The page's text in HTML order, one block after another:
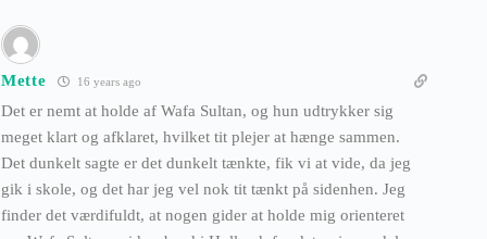
Mette 16 years ago
Det er nemt at holde af Wafa Sultan, og hun udtrykker sig
meget klart og afklaret, hvilket tit plejer at hænge sammen.
Det dunkelt sagte er det dunkelt tænkte, fik vi at vide, da jeg
gik i skole, og det har jeg vel nok tit tænkt på sidenhen. Jeg
finder det værdifuldt, at nogen gider at holde mig orienteret